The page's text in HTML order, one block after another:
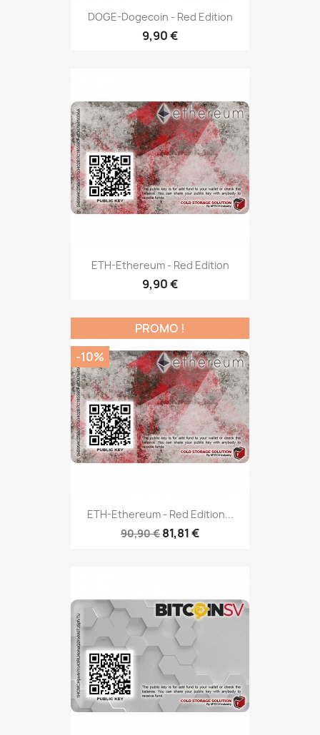
DOGE-Dogecoin - Red Edition
9,90 €
ETH-Ethereum - Red Edition
9,90 €
ETH-Ethereum - Red Edition...
90,90 € 81,81 €
PROMO !
-10%